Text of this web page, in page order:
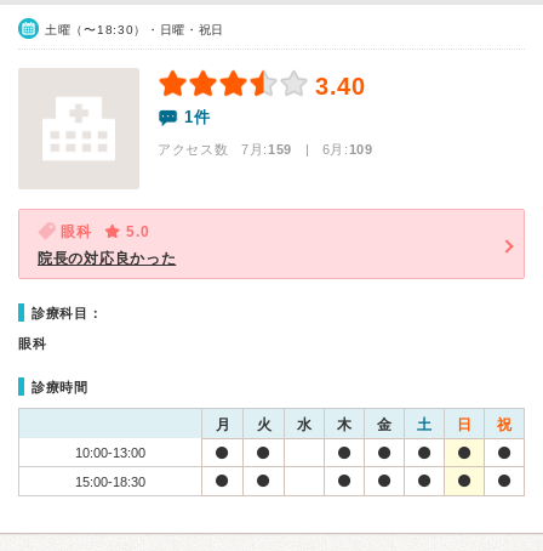
土曜（〜18:30）・日曜・祝日
3.40
1件
アクセス数 7月:159 | 6月:109
眼科
5.0
院長の対応良かった
診療科目：
眼科
診療時間
月 火 水 木 金 土 日 祝
10:00-13:00
15:00-18:30